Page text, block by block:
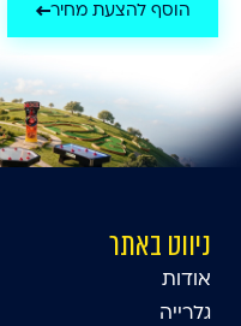
הוסף להצעת מחיר
ניווט באתר
אודות
גלרייה